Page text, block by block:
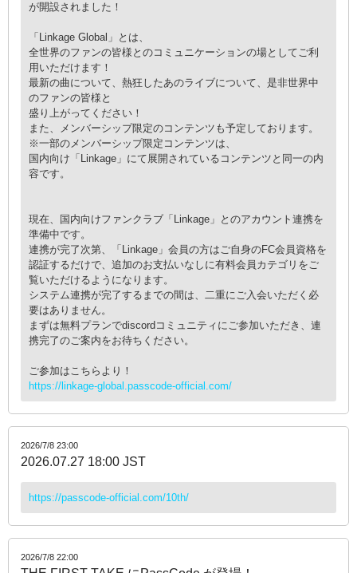
が開設されました！
「Linkage Global」とは、
全世界のファンの皆様とのコミュニケーションの場としてご利
用いただけます！
最新の曲について、熱狂したあのライブについて、是非世界中
のファンの皆様と
盛り上がってください！
また、メンバーシップ限定のコンテンツも予定しております。
※一部のメンバーシップ限定コンテンツは、
国内向け「Linkage」にて展開されているコンテンツと同一の内
容です。
現在、国内向けファンクラブ「Linkage」とのアカウント連携を
準備中です。
連携が完了次第、「Linkage」会員の方はご自身のFC会員資格を
認証するだけで、追加のお支払いなしに有料会員カテゴリをご
覧いただけるようになります。
システム連携が完了するまでの間は、二重にご入会いただく必
要はありません。
まずは無料プランでdiscordコミュニティにご参加いただき、連
携完了のご案内をお待ちください。
ご参加はこちらより！
https://linkage-global.passcode-official.com/
2026/7/8 23:00
2026.07.27 18:00 JST
https://passcode-official.com/10th/
2026/7/8 22:00